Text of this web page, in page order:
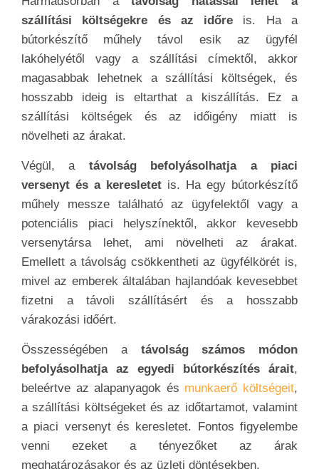
szállítási költségekre és az időre is. Ha a
bútorkészítő műhely távol esik az ügyfél
lakóhelyétől vagy a szállítási címektől, akkor
magasabbak lehetnek a szállítási költségek, és
hosszabb ideig is eltarthat a kiszállítás. Ez a
szállítási költségek és az időigény miatt is
növelheti az árakat.
Végül, a távolság befolyásolhatja a piaci
versenyt és a keresletet is. Ha egy bútorkészítő
műhely messze található az ügyfelektől vagy a
potenciális piaci helyszínektől, akkor kevesebb
versenytársa lehet, ami növelheti az árakat.
Emellett a távolság csökkentheti az ügyfélkörét is,
mivel az emberek általában hajlandóak kevesebbet
fizetni a távoli szállításért és a hosszabb
várakozási időért.
Összességében atávolság számos módon
befolyásolhatja az egyedi bútorkészítés árait,
beleértve az alapanyagok és munkaerő költségeit,
a szállítási költségeket és az időtartamot, valamint
a piaci versenyt és keresletet. Fontos figyelembe
venni ezeket a tényezőket az árak
meghatározásakor és az üzleti döntésekben.